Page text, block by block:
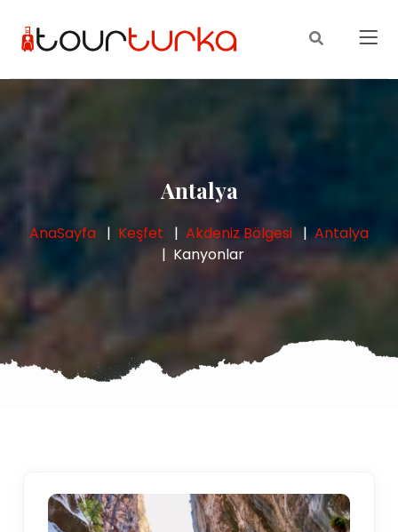
Antalya
AnaSayfa Keşfet Akdeniz Bölgesi
Antalya
Kanyonlar